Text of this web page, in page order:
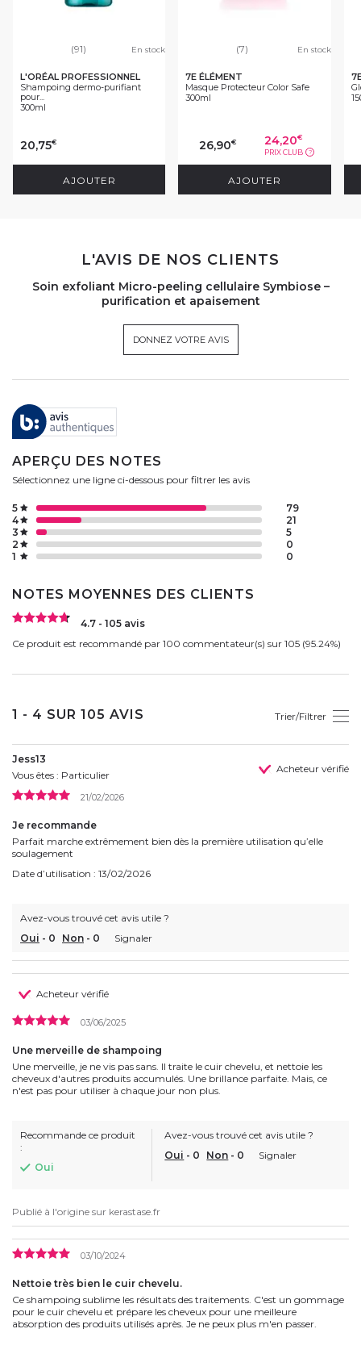
(91) En stock
L'ORÉAL PROFESSIONNEL
Shampoing dermo-purifiant
pour...
300ml
20,75€
AJOUTER
(7) En stock
7E ÉLÉMENT
Masque Protecteur Color Safe
300ml
26,90€ 24,20€
PRIX CLUB ?
AJOUTER
L'AVIS DE NOS CLIENTS
Soin exfoliant Micro-peeling cellulaire Symbiose –
purification et apaisement
DONNEZ VOTRE AVIS
APERÇU DES NOTES
Sélectionnez une ligne ci-dessous pour filtrer les avis
1 0
2 0
3 5
4 21
5 79
NOTES MOYENNES DES CLIENTS
4.7 - 105 avis
Ce produit est recommandé par 100 commentateur(s) sur 105 (95.24%)
1 - 4 SUR 105 AVIS Trier/Filtrer
Jess13
Vous êtes : Particulier
Acheteur vérifié
21/02/2026
Je recommande
Parfait marche extrêmement bien dès la première utilisation qu’elle
soulagement
Date d’utilisation : 13/02/2026
Avez-vous trouvé cet avis utile ?
Oui - 0 Non - 0 Signaler
Acheteur vérifié
03/06/2025
Une merveille de shampoing
Une merveille, je ne vis pas sans. Il traite le cuir chevelu, et nettoie les
cheveux d'autres produits accumulés. Une brillance parfaite. Mais, ce
n'est pas pour utiliser à chaque jour non plus.
Recommande ce produit
:
Oui
Avez-vous trouvé cet avis utile ?
Oui - 0 Non - 0 Signaler
Publié à l'origine sur kerastase.fr
03/10/2024
Nettoie très bien le cuir chevelu.
Ce shampoing sublime les résultats des traitements. C'est un gommage
pour le cuir chevelu et prépare les cheveux pour une meilleure
absorption des produits utilisés après. Je ne peux plus m'en passer.